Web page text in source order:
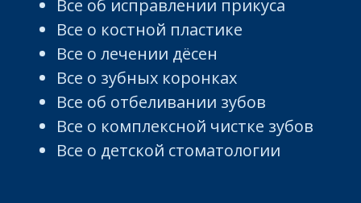
Все об исправлении прикуса
Все о костной пластике
Все о лечении дёсен
Все о зубных коронках
Все об отбеливании зубов
Все о комплексной чистке зубов
Все о детской стоматологии